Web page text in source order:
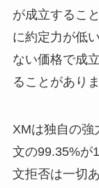
が成立するこ
に約定力が低
ない価格で成
ることがありま
XMは独自の強
文の99.35%が
文拒否は一切